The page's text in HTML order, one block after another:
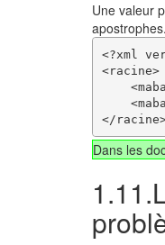
Une valeur
apostrophes.
<?xml
<racine>
Dans les